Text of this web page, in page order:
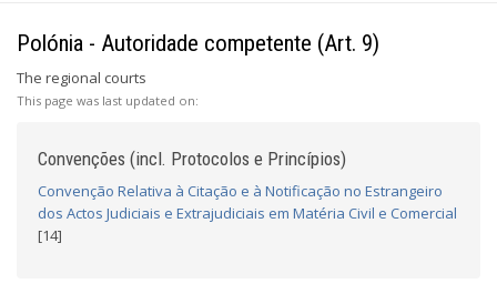
Polónia - Autoridade competente (Art. 9)
The regional courts
This page was last updated on:
Convenções (incl. Protocolos e Princípios)
Convenção Relativa à Citação e à Notificação no Estrangeiro
dos Actos Judiciais e Extrajudiciais em Matéria Civil e Comercial
[14]